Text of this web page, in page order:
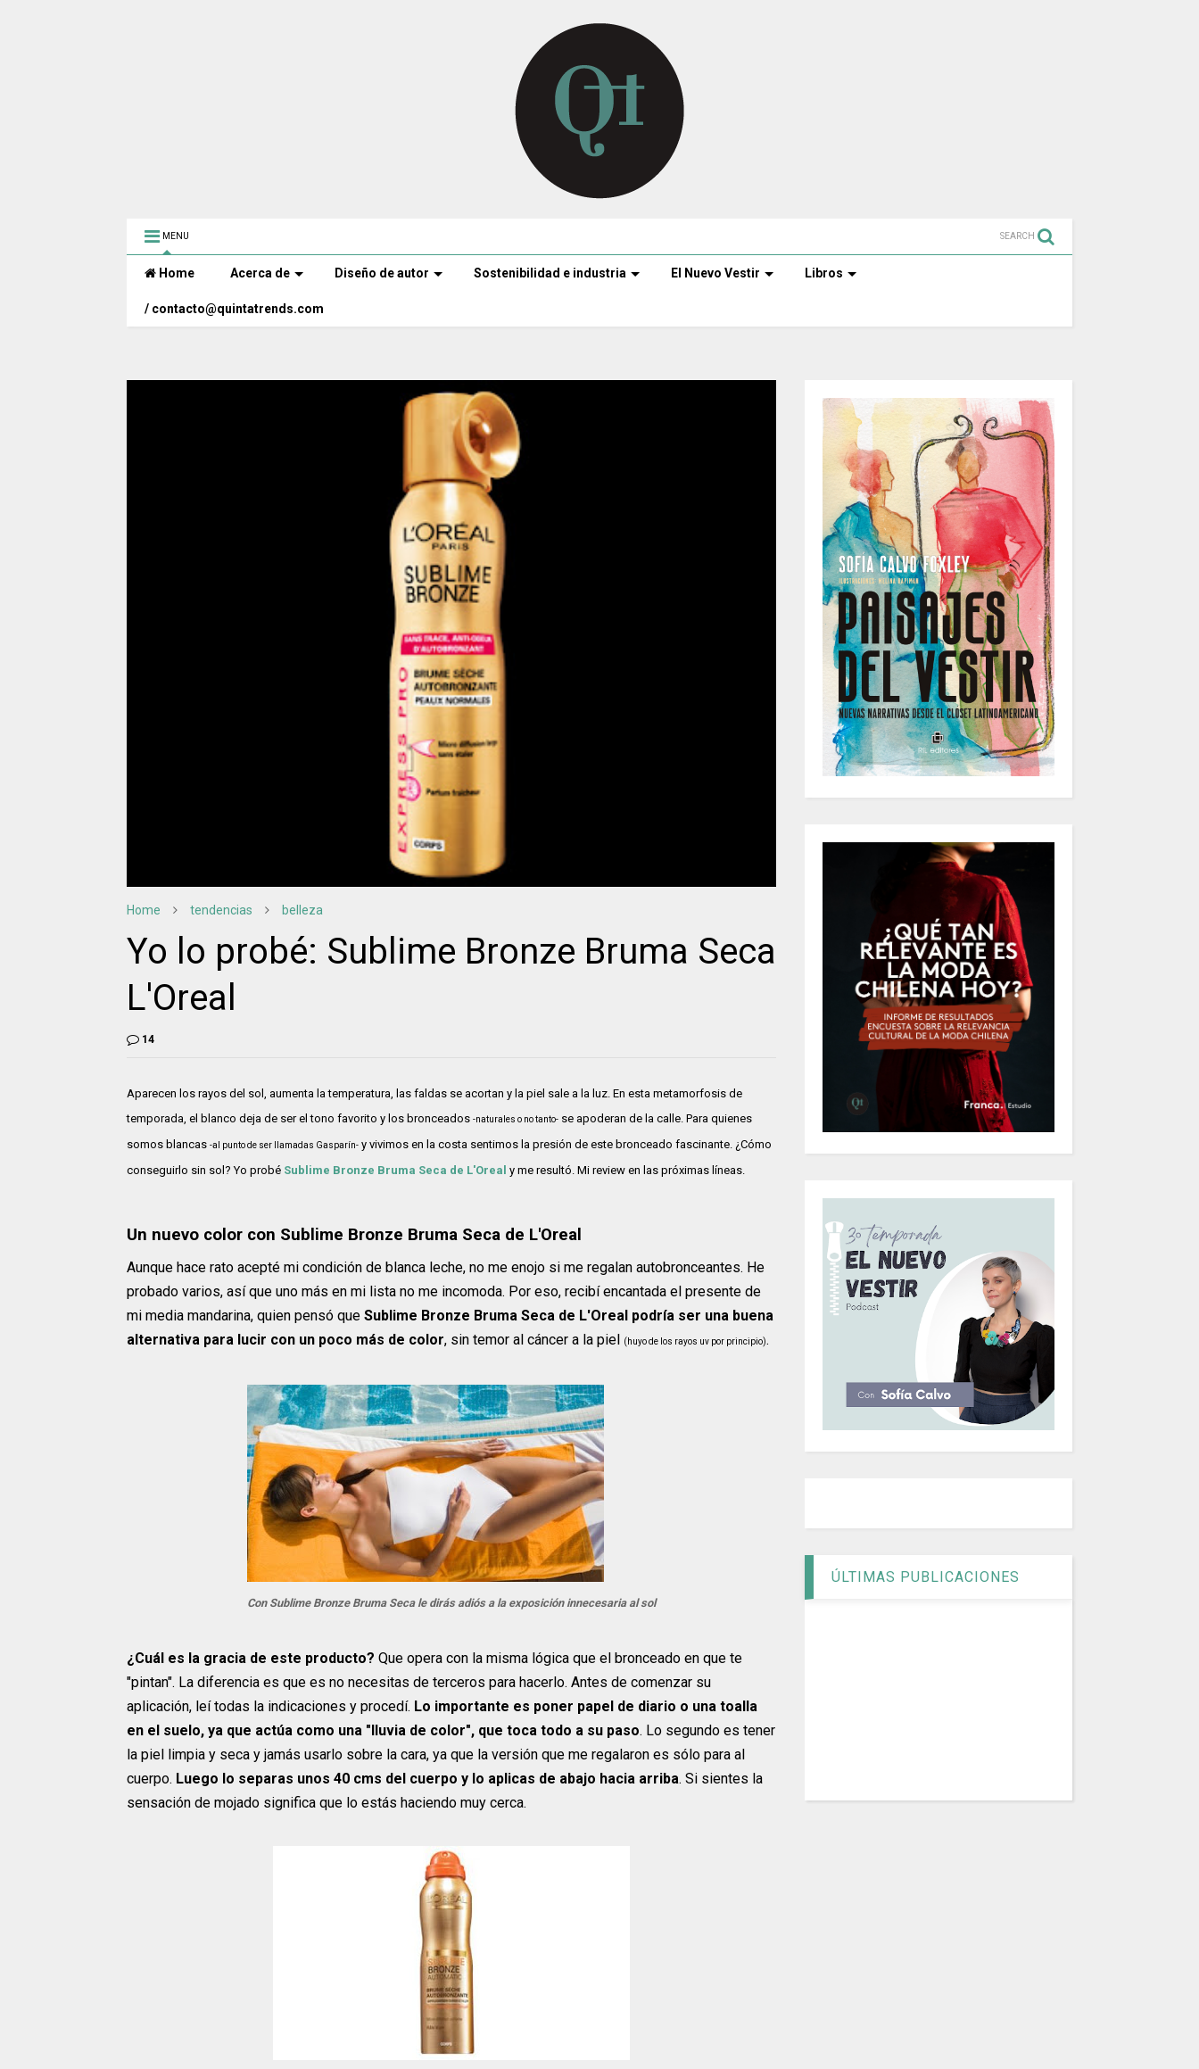
MENU SEARCH
Home Acerca de Diseño de autor Sostenibilidad e industria El Nuevo Vestir Libros
/ contacto@quintatrends.com
Home tendencias belleza
Yo lo probé: Sublime Bronze Bruma Seca
L'Oreal
14
Aparecen los rayos del sol, aumenta la temperatura, las faldas se acortan y la piel sale a la luz. En esta metamorfosis de
temporada, el blanco deja de ser el tono favorito y los bronceados -naturales o no tanto- se apoderan de la calle. Para quienes
somos blancas -al punto de ser llamadas Gasparín- y vivimos en la costa sentimos la presión de este bronceado fascinante. ¿Cómo
conseguirlo sin sol? Yo probé Sublime Bronze Bruma Seca de L'Oreal y me resultó. Mi review en las próximas líneas.
Un nuevo color con Sublime Bronze Bruma Seca de L'Oreal
Aunque hace rato acepté mi condición de blanca leche, no me enojo si me regalan autobronceantes. He
probado varios, así que uno más en mi lista no me incomoda. Por eso, recibí encantada el presente de
mi media mandarina, quien pensó que Sublime Bronze Bruma Seca de L'Oreal podría ser una buena
alternativa para lucir con un poco más de color, sin temor al cáncer a la piel (huyo de los rayos uv por principio).
Con Sublime Bronze Bruma Seca le dirás adiós a la exposición innecesaria al sol
¿Cuál es la gracia de este producto? Que opera con la misma lógica que el bronceado en que te
"pintan". La diferencia es que es no necesitas de terceros para hacerlo. Antes de comenzar su
aplicación, leí todas la indicaciones y procedí. Lo importante es poner papel de diario o una toalla
en el suelo, ya que actúa como una "lluvia de color", que toca todo a su paso. Lo segundo es tener
la piel limpia y seca y jamás usarlo sobre la cara, ya que la versión que me regalaron es sólo para al
cuerpo. Luego lo separas unos 40 cms del cuerpo y lo aplicas de abajo hacia arriba. Si sientes la
sensación de mojado significa que lo estás haciendo muy cerca.
ÚLTIMAS PUBLICACIONES